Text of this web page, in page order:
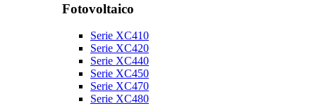
Fotovoltaico
Serie XC410
Serie XC420
Serie XC440
Serie XC450
Serie XC470
Serie XC480